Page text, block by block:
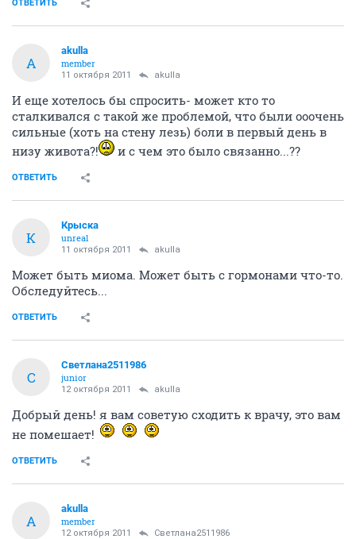
ОТВЕТИТЬ
A
akulla
member
11 октября 2011 akulla
И еще хотелось бы спросить- может кто то
сталкивался с такой же проблемой, что были ооочень
сильные (хоть на стену лезь) боли в первый день в
низу живота?!
и с чем это было связанно...??
ОТВЕТИТЬ
К
Крыска
unreal
11 октября 2011 akulla
Может быть миома. Может быть с гормонами что-то.
Обследуйтесь...
ОТВЕТИТЬ
С
Светлана2511986
junior
12 октября 2011 akulla
Добрый день! я вам советую сходить к врачу, это вам
не помешает!
ОТВЕТИТЬ
A
akulla
member
12 октября 2011 Светлана2511986